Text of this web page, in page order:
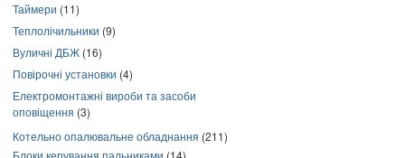
Таймери (11)
Теплолічильники (9)
Вуличні ДБЖ (16)
Повірочні установки (4)
Електромонтажні вироби та засоби
оповіщення (3)
Котельно опалювальне обладнання (211)
Блоки керування пальниками (14)